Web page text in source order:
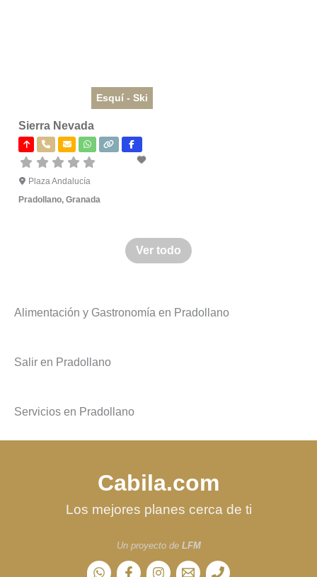
Esquí - Ski
Sierra Nevada
Plaza Andalucía
Pradollano, Granada
Ver todo
Alimentación y Gastronomía en Pradollano
Salir en Pradollano
Servicios en Pradollano
Cabila.com
Los mejores planes cerca de ti
Un proyecto de LFM